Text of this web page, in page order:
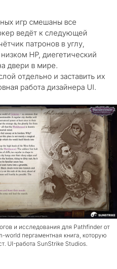
игр смешаны все
ведёт к следующей
патронов в углу,
HP, диегетический
двери в мире.
отдельно и заставить их
работа дизайнера UI.
и исследования для Pathfinder от
world пергаментная книга, которую
UI-работа SunStrike Studios.